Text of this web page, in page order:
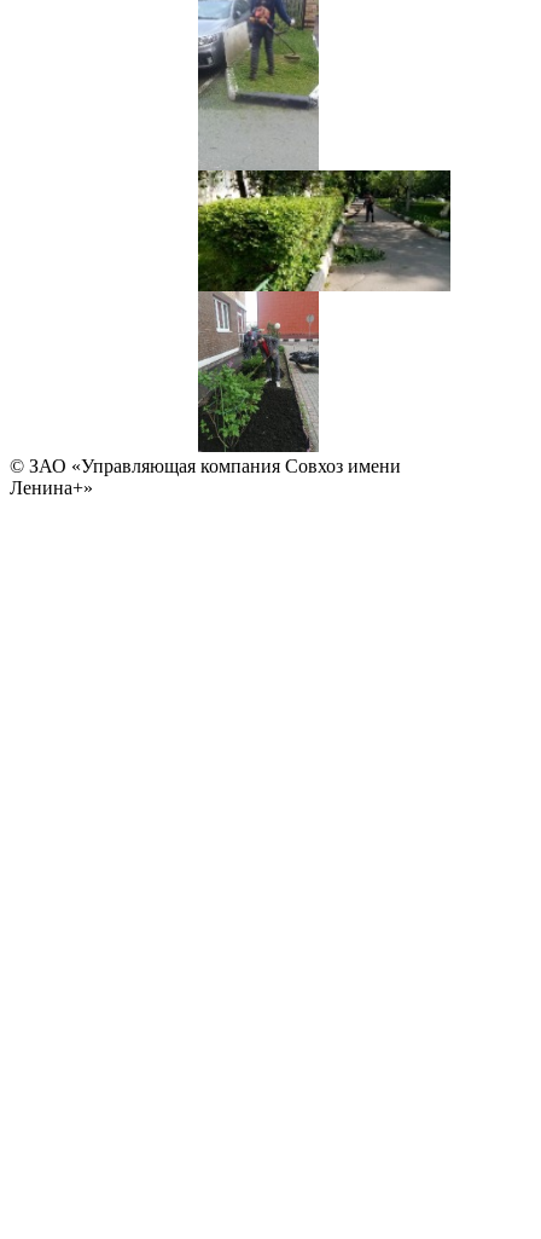
© ЗАО «Управляющая компания Совхоз имени
Ленина+»